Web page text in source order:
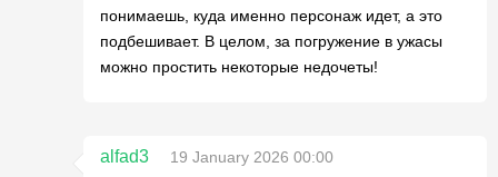
понимаешь, куда именно персонаж идет, а это
подбешивает. В целом, за погружение в ужасы
можно простить некоторые недочеты!
alfad3
19 January 2026 00:00